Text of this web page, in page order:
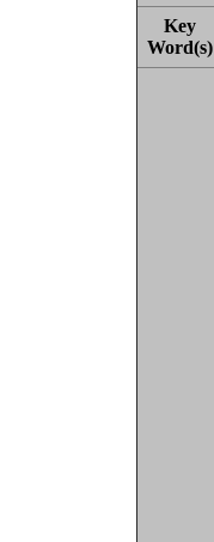
Key
Word(s)